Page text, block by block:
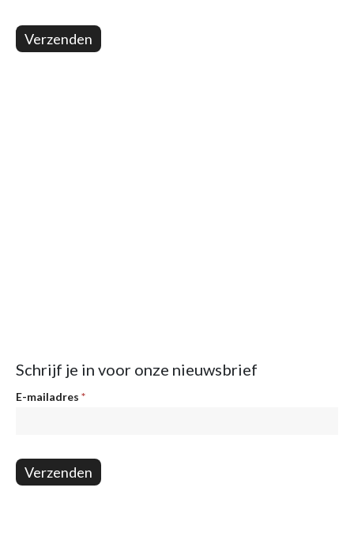
Verzenden
Schrijf je in voor onze nieuwsbrief
Nieuwsbrief
E-mailadres *
Verzenden